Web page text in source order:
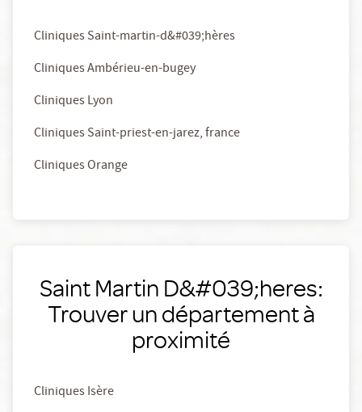
Cliniques Saint-martin-d&#039;hères
Cliniques Ambérieu-en-bugey
Cliniques Lyon
Cliniques Saint-priest-en-jarez, france
Cliniques Orange
Saint Martin D&#039;heres:
Trouver un département à
proximité
Cliniques Isère